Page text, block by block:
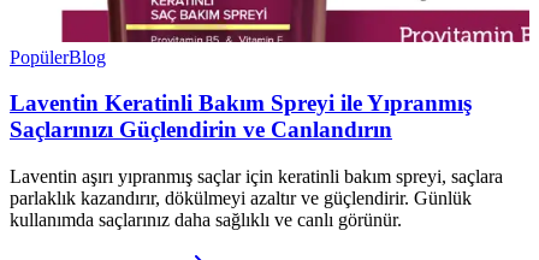
PopülerBlog
Laventin Keratinli Bakım Spreyi ile Yıpranmış
Saçlarınızı Güçlendirin ve Canlandırın
Laventin aşırı yıpranmış saçlar için keratinli bakım spreyi, saçlara
parlaklık kazandırır, dökülmeyi azaltır ve güçlendirir. Günlük
kullanımda saçlarınız daha sağlıklı ve canlı görünür.